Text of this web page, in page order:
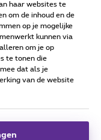
statement
conform het
haar websites te
om de inhoud en de
op je mogelijke
kunnen via
om je op
te tonen die
dat als je
van de website